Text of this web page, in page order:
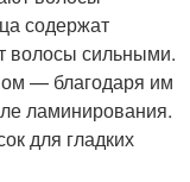
содержат
волосы сильными.
— благодаря им
ламинирования.
для гладких